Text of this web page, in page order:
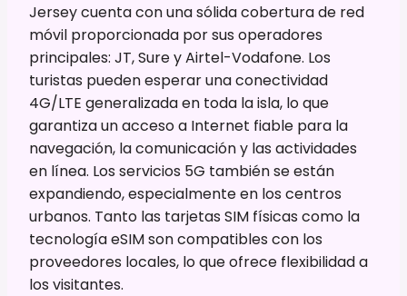
Jersey cuenta con una sólida cobertura de red
móvil proporcionada por sus operadores
principales: JT, Sure y Airtel-Vodafone. Los
turistas pueden esperar una conectividad
4G/LTE generalizada en toda la isla, lo que
garantiza un acceso a Internet fiable para la
navegación, la comunicación y las actividades
en línea. Los servicios 5G también se están
expandiendo, especialmente en los centros
urbanos. Tanto las tarjetas SIM físicas como la
tecnología eSIM son compatibles con los
proveedores locales, lo que ofrece flexibilidad a
los visitantes.